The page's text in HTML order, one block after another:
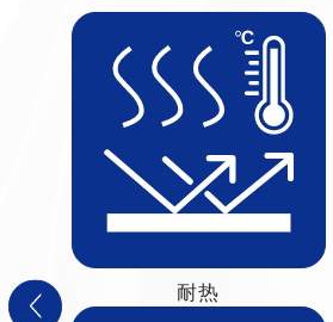
耐热